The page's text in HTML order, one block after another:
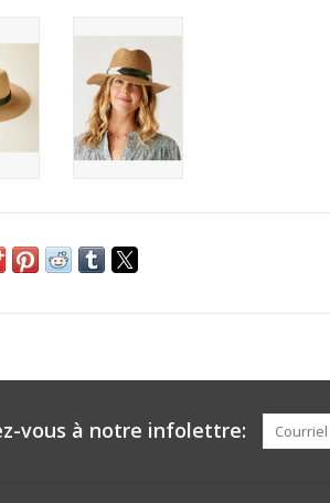
vous à notre infolettre: